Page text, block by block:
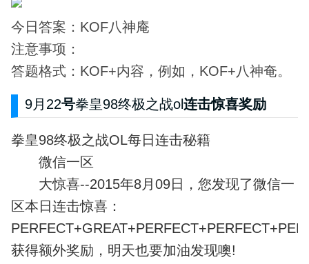
今日答案：KOF八神庵
注意事项：
答题格式：KOF+内容，例如，KOF+八神奄。
9月22号拳皇98终极之战ol连击惊喜奖励
拳皇98终极之战OL每日连击秘籍
微信一区
大惊喜--2015年8月09日，您发现了微信一
区本日连击惊喜：
获得额外奖励，明天也要加油发现噢!